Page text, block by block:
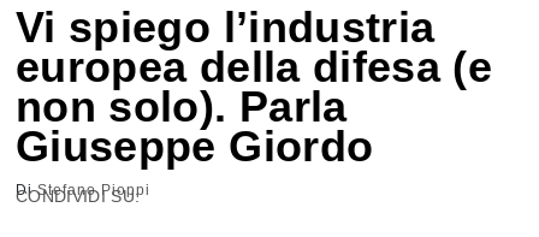
Vi spiego l’industria
europea della difesa (e
non solo). Parla
Giuseppe Giordo
DiStefano Pioppi
CONDIVIDI SU: